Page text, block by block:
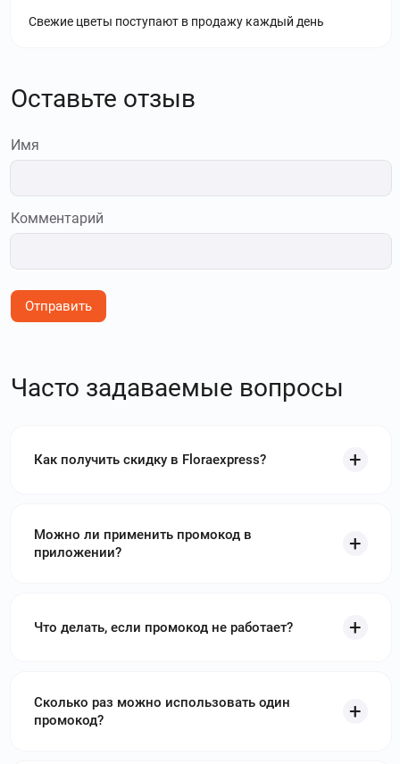
Свежие цветы поступают в продажу каждый день
Оставьте отзыв
Имя
Комментарий
Отправить
Часто задаваемые вопросы
Как получить скидку в Floraexpress?
Можно ли применить промокод в
приложении?
Что делать, если промокод не работает?
Сколько раз можно использовать один
промокод?